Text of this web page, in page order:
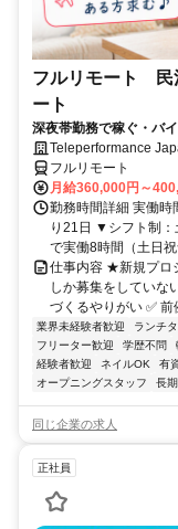
フルリモート 民
ート
深夜帯勤務で稼ぐ・バ
Teleperformance
フルリモート
月給360,000円～
勤務時間詳細 実働時
り21日 ▼シフト制：
で実働8時間（土日
仕事内容 ★新規プロ
しか募集をしていな
づくるやりがい ✅
業界未経験者歓迎 ランチ
フリーター歓迎
学歴不問
経験者歓迎
ネイルOK 有
オープニングスタッフ
長
同じ企業の求人
正社員